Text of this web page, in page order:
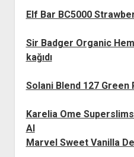
Elf Bar BC5000
Sir Badger Organic
kağıdı
Solani Blend 127 Green
Karelia Ome
Al
Marvel Sweet Vanilla